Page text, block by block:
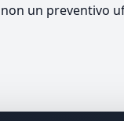
un preventivo